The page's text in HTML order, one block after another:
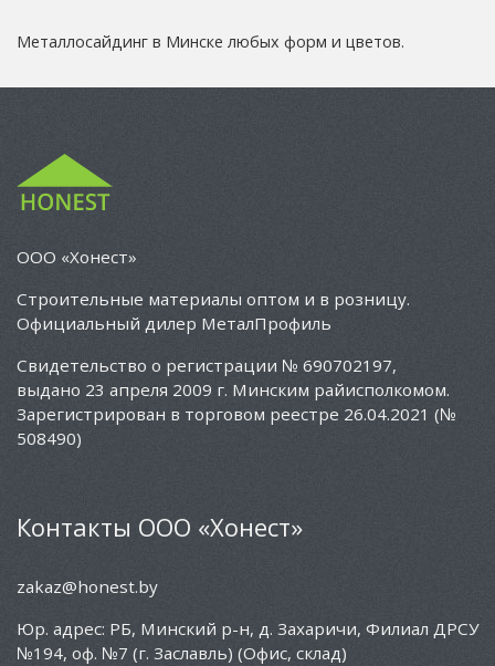
Металлосайдинг в Минске любых форм и цветов.
ООО «Хонест»
Cтроительные материалы оптом и в розницу.
Официальный дилер МеталПрофиль
Свидетельство о регистрации № 690702197,
выдано 23 апреля 2009 г. Минским райисполкомом.
Зарегистрирован в торговом реестре 26.04.2021 (№
508490)
Контакты ООО «Хонест»
zakaz@honest.by
Юр. адрес: РБ, Минский р-н, д. Захаричи, Филиал ДРСУ
№194, оф. №7 (г. Заславль) (Офис, склад)